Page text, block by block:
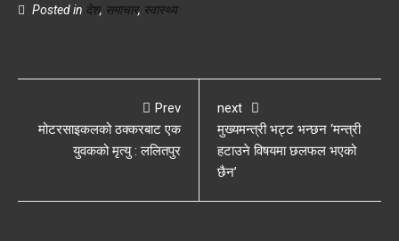
Posted in देश, समाचार, स्वास्थ्य
Prev
मोटरसाइकलको ठक्करबाट एक
युवकको मृत्यु : ललितपुर
next
मुख्यमन्त्री भट्ट भन्छन ‘मन्त्री
हटाउने विषयमा छलफल भएको
छैन’